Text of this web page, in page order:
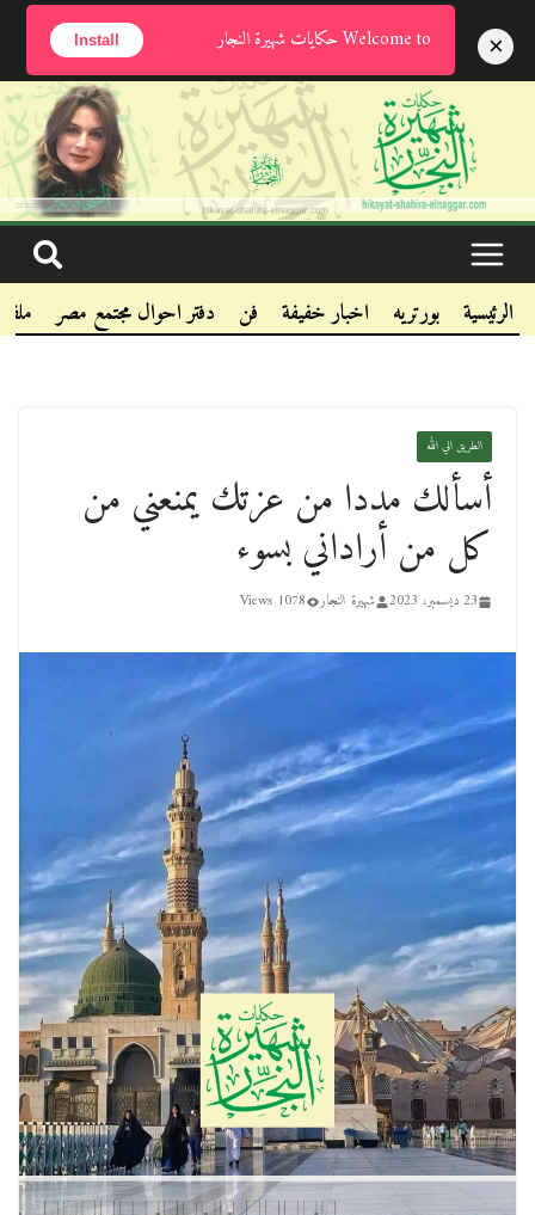
الجمعة, أغسطس 7, 2026
.
.
.
الرئيسية بورتريه اخبار خفيفة فن دفتر احوال مجتمع مصر
الطريق الي الله
أسألك مددا من عزتك يمنعني من
كل من أراداني بسوء
23 ديسمبر، 2023 شهيرة النجار 1078 Views
Welcome to حكايات شهيرة النجار Install ×